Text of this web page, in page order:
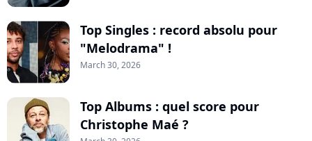
Top Singles : record absolu pour
"Melodrama" !
March 30, 2026
Top Albums : quel score pour
Christophe Maé ?